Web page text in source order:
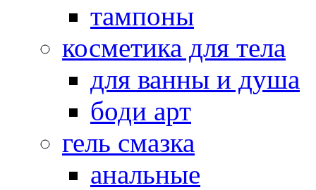
тампоны
косметика для тела
для ванны и душа
боди арт
гель смазка
анальные